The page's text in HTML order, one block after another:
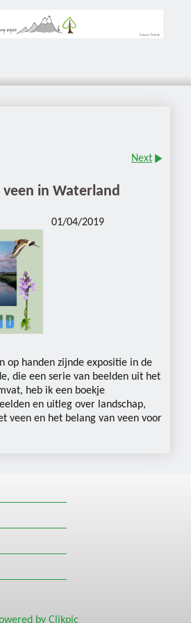
Next
in Waterland
01/04/2019
op handen zijnde expositie in de
die een serie van beelden uit het
heb ik een boekje
en uitleg over landschap,
veen en het belang van veen voor
by Clikpic